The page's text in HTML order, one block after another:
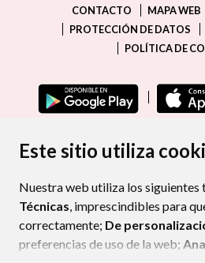
Este sitio utiliza
Nuestra web utiliza los siguientes
Técnicas, imprescindibles para
correctamente; De
preferencias de uso de la web;
CONTACTO MAPA WEB
PROTECCIÓN DE DATOS
POLÍTICA DE